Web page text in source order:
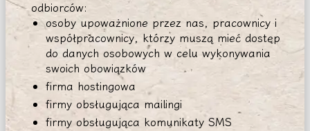
odbiorców:
osoby upoważnione przez nas, pracownicy i
współpracownicy, którzy muszą mieć dostęp
do danych osobowych w celu wykonywania
swoich obowiązków
firma hostingowa
firmy obsługująca mailingi
firmy obsługująca komunikaty SMS